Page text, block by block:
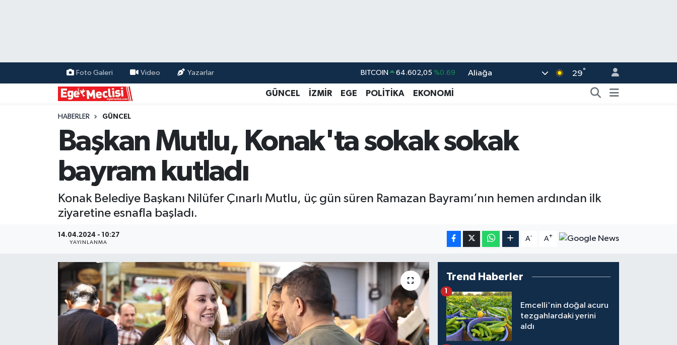
Foto Galeri Video Yazarlar DOLAR 47,5986 %0.06
EURO 55,0700 %0.1
BİST100 13.768 %48
Aliağa 29°
GÜNCEL İZMİR EGE POLİTİKA EKONOMİ
HABERLER GÜNCEL
Başkan Mutlu, Konak'ta sokak sokak
bayram kutladı
Konak Belediye Başkanı Nilüfer Çınarlı Mutlu, üç gün süren Ramazan Bayramı’nın hemen ardından ilk
ziyaretine esnafla başladı.
14.04.2024 - 10:27
YAYINLANMA
A- A+
Trend Haberler
Emcelli'nin doğal acuru
tezgahlardaki yerini
aldı
1
EKONOMİ
GÜNCEL
ÖZEL HABER
POLİTİKA
Programlar